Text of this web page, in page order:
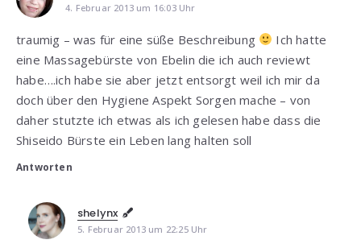
4. Februar 2013 um 16:03 Uhr
traumig – was für eine süße Beschreibung
Ich hatte
eine Massagebürste von Ebelin die ich auch reviewt
habe….ich habe sie aber jetzt entsorgt weil ich mir da
doch über den Hygiene Aspekt Sorgen mache – von
daher stutzte ich etwas als ich gelesen habe dass die
Shiseido Bürste ein Leben lang halten soll
Antworten
shelynx
5. Februar 2013 um 22:25 Uhr